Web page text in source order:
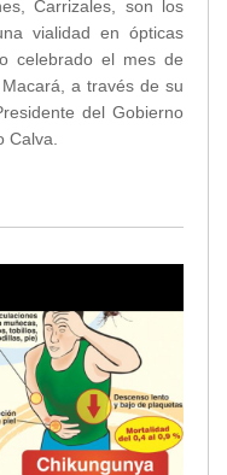
Carrizales, son los
vialidad en ópticas
celebrado el mes de
a través de su
del Gobierno
Calva.